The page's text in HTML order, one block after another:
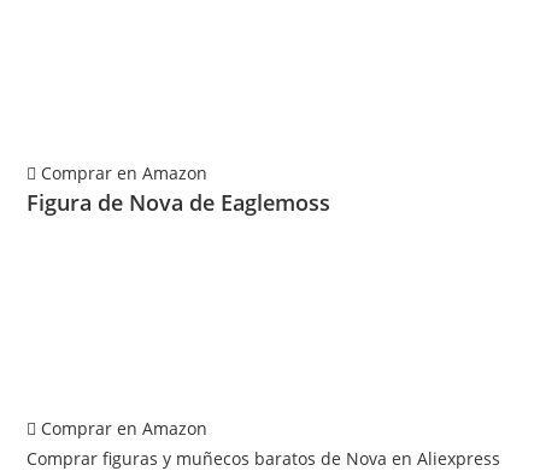
Comprar en Amazon
Figura de Nova de Eaglemoss
Comprar en Amazon
Comprar figuras y muñecos baratos de Nova en Aliexpress